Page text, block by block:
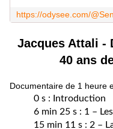
Jacques Attali -
40 ans
Documentaire de 1 heure
0 s : Introduction
6 min 25 s : 1 –
15 min 11 s : 2 –